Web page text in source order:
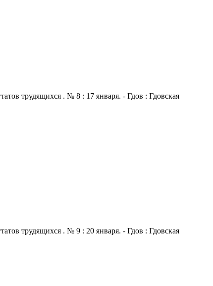
трудящихся . № 8 : 17 января. - Гдов : Гдовская
трудящихся . № 9 : 20 января. - Гдов : Гдовская